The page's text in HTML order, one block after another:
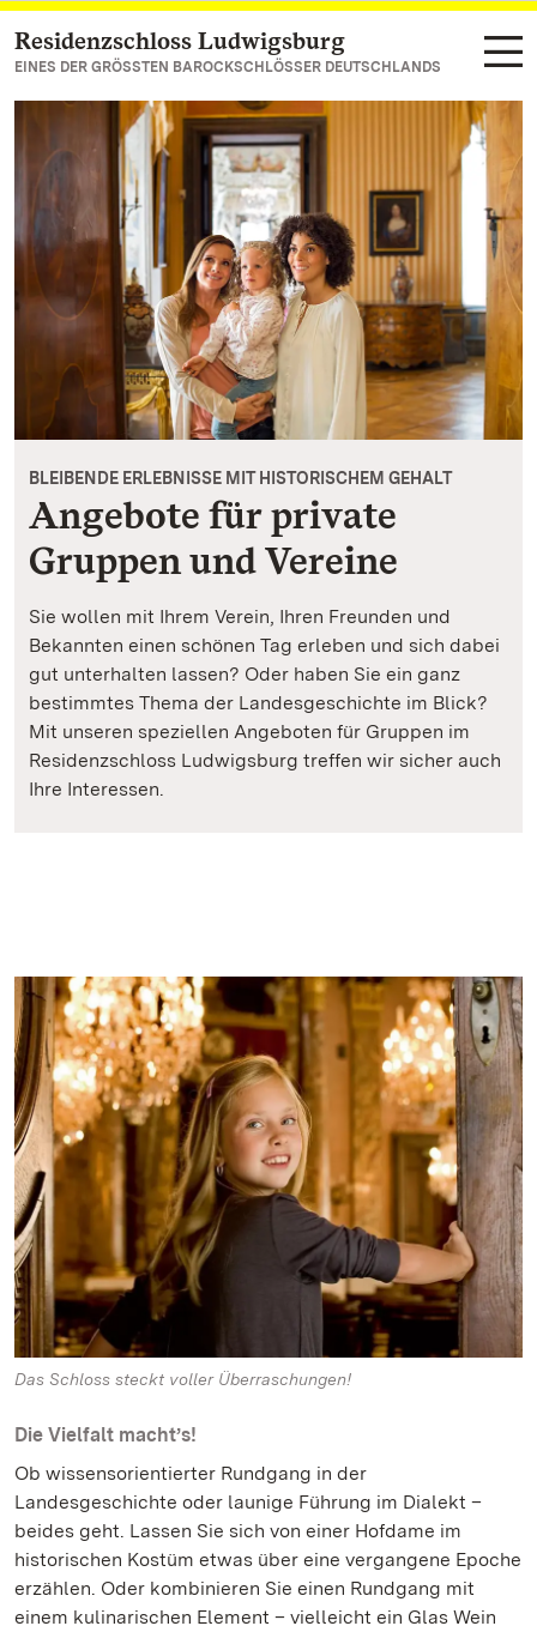
Zum Hauptinhalt springen
Residenzschloss Ludwigsburg
EINES DER GRÖSSTEN BAROCKSCHLÖSSER DEUTSCHLANDS
BLEIBENDE ERLEBNISSE MIT HISTORISCHEM GEHALT
Angebote für private
Gruppen und Vereine
Sie wollen mit Ihrem Verein, Ihren Freunden und
Bekannten einen schönen Tag erleben und sich dabei
gut unterhalten lassen? Oder haben Sie ein ganz
bestimmtes Thema der Landesgeschichte im Blick?
Mit unseren speziellen Angeboten für Gruppen im
Residenzschloss Ludwigsburg treffen wir sicher auch
Ihre Interessen.
Das Schloss steckt voller Überraschungen!
Die Vielfalt macht’s!
Ob wissensorientierter Rundgang in der
Landesgeschichte oder launige Führung im Dialekt –
beides geht. Lassen Sie sich von einer Hofdame im
historischen Kostüm etwas über eine vergangene Epoche
erzählen. Oder kombinieren Sie einen Rundgang mit
einem kulinarischen Element – vielleicht ein Glas Wein